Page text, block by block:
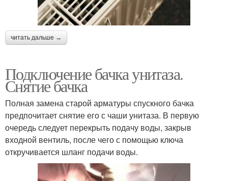
читать дальше →
Подключение бачка унитаза.
Снятие бачка
Полная замена старой арматуры спускного бачка
предпочитает снятие его с чаши унитаза. В первую
очередь следует перекрыть подачу воды, закрыв
входной вентиль, после чего с помощью ключа
откручивается шланг подачи воды.